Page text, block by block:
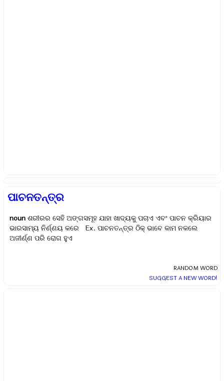
ପାଚନତନ୍ତ୍ର
noun ଶରୀରର ସେହି ଅଙ୍ଗସମୂହ ଯାହା ଖାଦ୍ୟକୁ ପଚାଏ ଏବଂ ପାଚନ କ୍ରିୟାର
ଭାରସାମ୍ୟ ନିର୍ଣ୍ଣୟ କରେ Ex.ପାଚନତନ୍ତ୍ର ଠିକ୍ ଭାବେ କାମ ନକଲେ
ଅଜୀର୍ଣ୍ଣ ପରି ରୋଗ ହୁଏ
RANDOM WORD
SUGGEST A NEW WORD!